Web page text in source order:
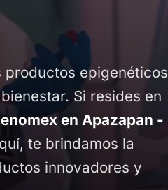
productos epigenéticos
Si resides en
en Apazapan -
te brindamos la
innovadores y